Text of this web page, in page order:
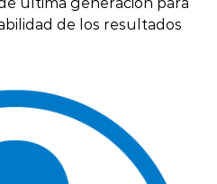
de los resultados